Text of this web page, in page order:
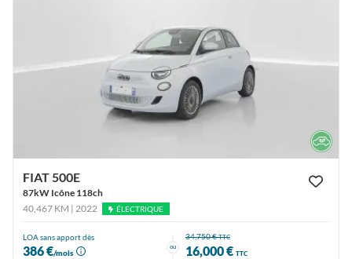
FIAT 500E
87kW Icône 118ch
40,467 KM | 2022
ÉLECTRIQUE
LOA sans apport dès
386 €/mois
ou
34,750 €TTC
16,000 € TTC